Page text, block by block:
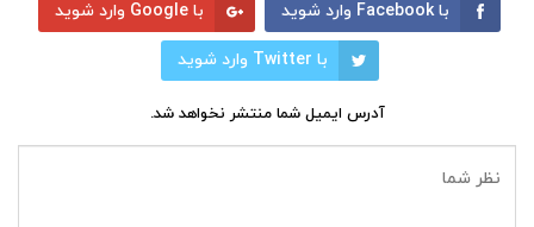
با Facebook وارد شوید با Google وارد شوید
با Twitter وارد شوید
آدرس ایمیل شما منتشر نخواهد شد.